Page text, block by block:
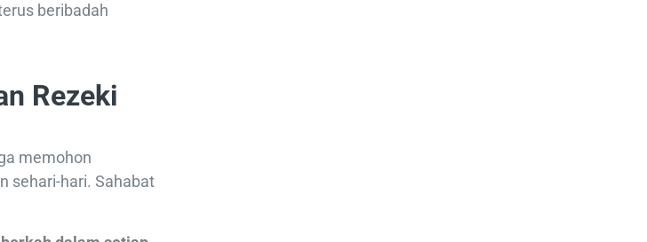
beribadah
Rezeki
memohon
sehari-hari. Sahabat